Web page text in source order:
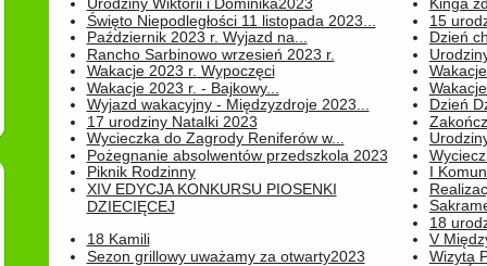
Święto Niepodległości 11 listopada 2023...
15
Październik 2023 r. Wyjazd na...
Rancho Sarbinowo wrzesień 2023 r.
Dzień
Wakacje 2023 r. Wypoczęci
Wakacje 2023 r. - Bajkowy...
Wyjazd wakacyjny - Międzyzdroje 2023...
17 urodziny Natalki 2023
Dzień
Wycieczka do Zagrody Reniferów w...
Pożegnanie absolwentów przedszkola 2023
Piknik Rodzinny
XIV EDYCJA KONKURSU PIOSENKI
DZIECIĘCEJ
I
18
18 Kamili
Sezon grillowy uważamy za otwarty2023
V
Wizyta